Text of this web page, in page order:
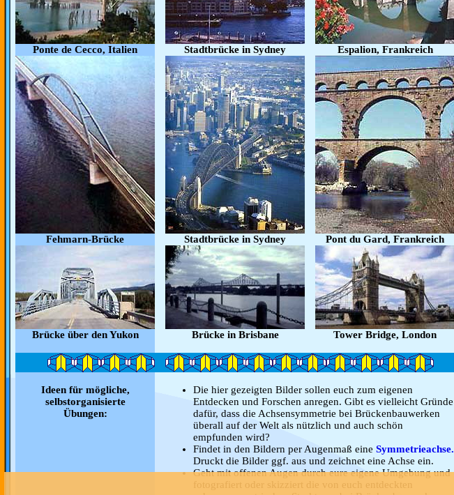
Ponte de Cecco, Italien Stadtbrücke in Sydney Espalion, Frankreich
Fehmarn-Brücke Stadtbrücke in Sydney Pont du Gard, Frankreich
Brücke über den Yukon Brücke in Brisbane Tower Bridge, London
Ideen für mögliche,
selbstorganisierte
Übungen:
Die hier gezeigten Bilder sollen euch zum eigenen
Entdecken und Forschen anregen. Gibt es vielleicht Gründe
dafür, dass die Achsensymmetrie bei Brückenbauwerken
überall auf der Welt als nützlich und auch schön
empfunden wird?
Findet in den Bildern per Augenmaß eine Symmetrieachse.
Druckt die Bilder ggf. aus und zeichnet eine Achse ein.
Geht mit offenen Augen durch eure eigene Umgebung und
fotografiert oder skizziert die von euch entdeckten